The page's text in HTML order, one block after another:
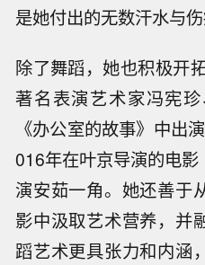
是她付出的无数汗水与伤
除了舞蹈，她也积极开
著名表演艺术家冯宪
《办公室的故事》中出
016年在叶京导演的电
演安茹一角。她还善于
影中汲取艺术营养，并
蹈艺术更具张力和内涵